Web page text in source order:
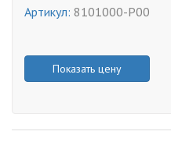
Артикул: 8101000-P00
Показать цену